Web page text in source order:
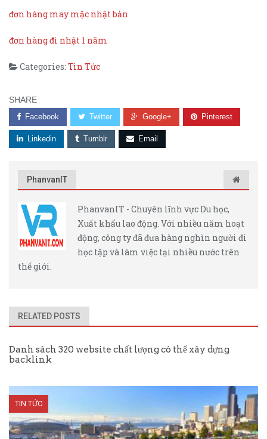
đơn hàng may mặc nhật bản
đơn hàng đi nhật 1 năm
Categories: Tin Tức
SHARE
Facebook Twitter Google+ Pinterest
Linkedin Tumblr Email
PhanvanIT
PhanvanIT - Chuyên lĩnh vực Du học,
Xuất khẩu lao động. Với nhiều năm hoạt
động, công ty đã đưa hàng nghìn người đi
học tập và làm việc tại nhiều nước trên
thế giới.
RELATED POSTS
Danh sách 320 website chất lượng có thể xây dựng
backlink
TIN TỨC